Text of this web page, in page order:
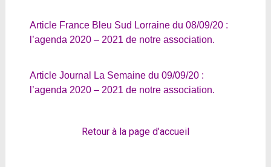
Article France Bleu Sud Lorraine du 08/09/20:
l’agenda 2020 – 2021 de notre association.
Article Journal La Semaine du 09/09/20 :
l’agenda 2020 – 2021 de notre association.
Retour à la page d’accueil